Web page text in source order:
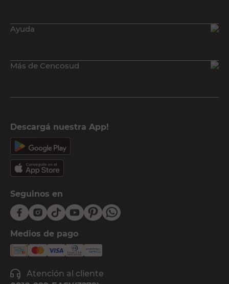
Ayuda
Más de Cencosud
Descargá nuestra App!
Seguinos en
Medios de pago
Atención al cliente